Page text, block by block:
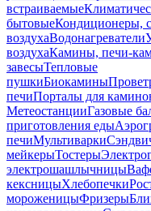
встраиваемые
бытовыеКондиционеры,
воздухаВодонагреватели
воздухаКамины, печи-
завесыТепловые
пушкиБиокамины
печиПорталы для
МетеостанцииГазовые
приготовления еды
печиМультиварки
мейкерыТостеры
электрошашлычницы
кексницыХлебопечки
мороженицыФризеры